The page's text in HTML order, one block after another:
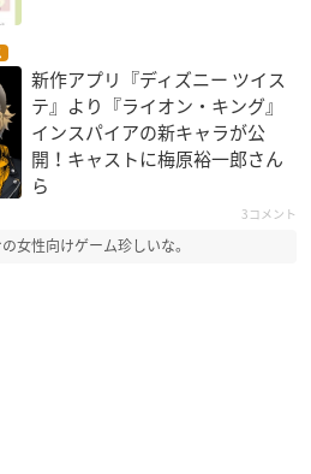
新作アプリ『ディズニー ツイス
テ』より『ライオン・キング』
インスパイアの新キャラが公
開！キャストに梅原裕一郎さん
ら
3コメント
女性向けゲーム珍しいな。